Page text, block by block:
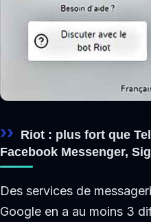
Riot : plus fort que
Facebook Messenger,
Des services de
Google en a au moins 3